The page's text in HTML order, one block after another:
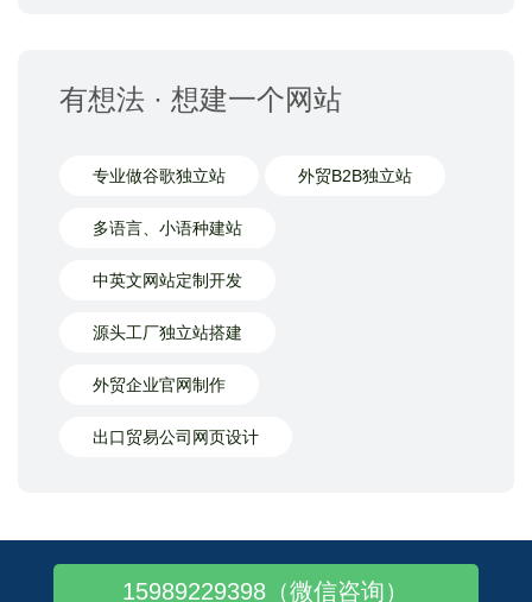
有想法 · 想建一个网站
专业做谷歌独立站 外贸B2B独立站
多语言、小语种建站
中英文网站定制开发
源头工厂独立站搭建
外贸企业官网制作
出口贸易公司网页设计
15989229398（微信咨询）